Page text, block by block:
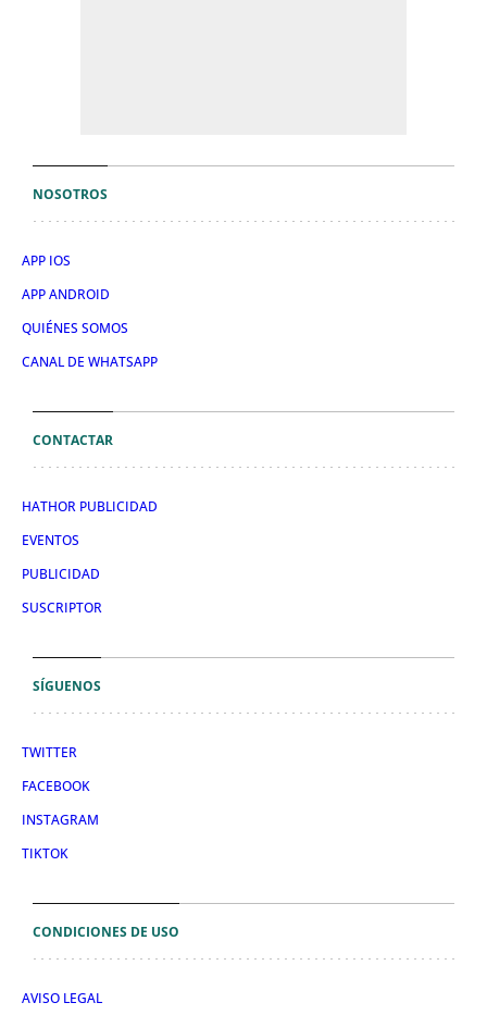
NOSOTROS
APP IOS
APP ANDROID
QUIÉNES SOMOS
CANAL DE WHATSAPP
CONTACTAR
HATHOR PUBLICIDAD
EVENTOS
PUBLICIDAD
SUSCRIPTOR
SÍGUENOS
TWITTER
FACEBOOK
INSTAGRAM
TIKTOK
CONDICIONES DE USO
AVISO LEGAL